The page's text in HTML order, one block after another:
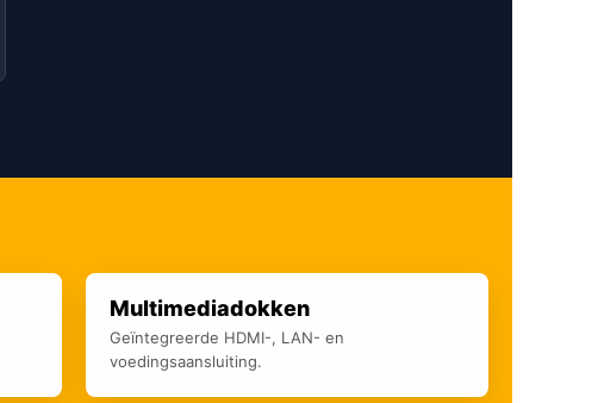
Multimediadokken
Geïntegreerde HDMI-, LAN- en
voedingsaansluiting.